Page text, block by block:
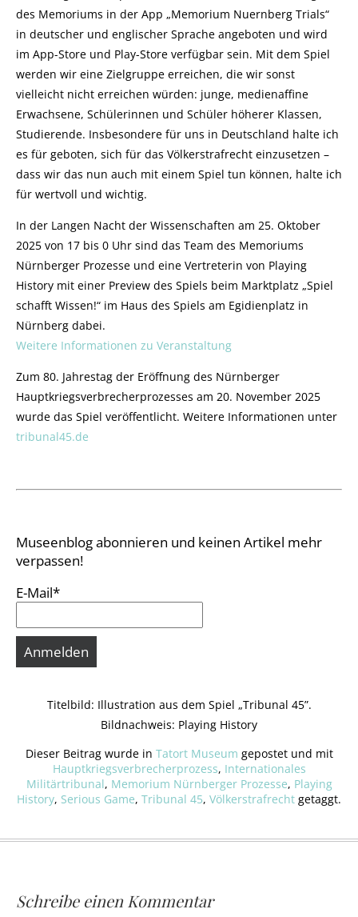
des Memoriums in der App „Memorium Nuernberg Trials“
in deutscher und englischer Sprache angeboten und wird
im App-Store und Play-Store verfügbar sein. Mit dem Spiel
werden wir eine Zielgruppe erreichen, die wir sonst
vielleicht nicht erreichen würden: junge, medienaffine
Erwachsene, Schülerinnen und Schüler höherer Klassen,
Studierende. Insbesondere für uns in Deutschland halte ich
es für geboten, sich für das Völkerstrafrecht einzusetzen –
dass wir das nun auch mit einem Spiel tun können, halte ich
für wertvoll und wichtig.
In der Langen Nacht der Wissenschaften am 25. Oktober
2025 von 17 bis 0 Uhr sind das Team des Memoriums
Nürnberger Prozesse und eine Vertreterin von Playing
History mit einer Preview des Spiels beim Marktplatz „Spiel
schafft Wissen!“ im Haus des Spiels am Egidienplatz in
Nürnberg dabei.
Weitere Informationen zu Veranstaltung
Zum 80. Jahrestag der Eröffnung des Nürnberger
Hauptkriegsverbrecherprozesses am 20. November 2025
wurde das Spiel veröffentlicht. Weitere Informationen unter
tribunal45.de
Museenblog abonnieren und keinen Artikel mehr
verpassen!
E-Mail*
Titelbild: Illustration aus dem Spiel „Tribunal 45”.
Bildnachweis: Playing History
Dieser Beitrag wurde in Tatort Museum gepostet und mit
Hauptkriegsverbrecherprozess, Internationales
Militärtribunal, Memorium Nürnberger Prozesse, Playing
History, Serious Game, Tribunal 45, Völkerstrafrecht getaggt.
Schreibe einen Kommentar